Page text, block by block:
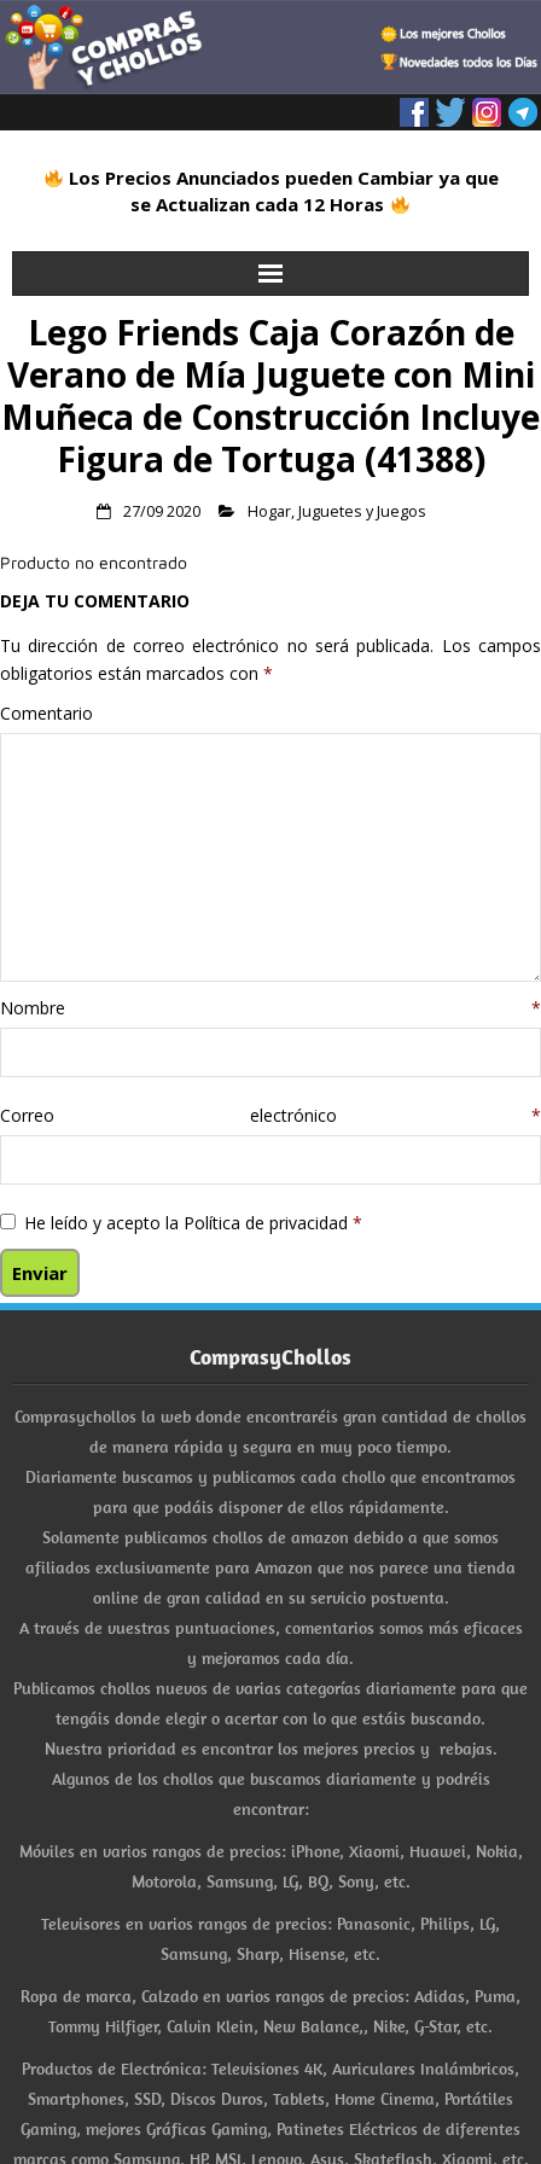
Los Precios Anunciados pueden Cambiar ya que
se Actualizan cada 12 Horas
Inicio
Alimentación
Blog
Deportes
Hogar
Listas
libros
Lego Friends Caja Corazón de
Verano de Mía Juguete con Mini
Muñeca de Construcción Incluye
Figura de Tortuga (41388)
27/09 2020 Hogar,Juguetes y Juegos
Producto no encontrado
DEJA TU COMENTARIO
Tu dirección de correo electrónico no será publicada. Los campos
obligatorios están marcados con *
Comentario
Nombre *
Correo electrónico *
He leído y acepto la Política de privacidad *
ComprasyChollos
Comprasychollos la web donde encontraréis gran cantidad de chollos
de manera rápida y segura en muy poco tiempo.
Diariamente buscamos y publicamos cada chollo que encontramos
para que podáis disponer de ellos rápidamente.
Solamente publicamos chollos de amazon debido a que somos
afiliados exclusivamente para Amazon que nos parece una tienda
online de gran calidad en su servicio postventa.
A través de vuestras puntuaciones, comentarios somos más eficaces
y mejoramos cada día.
Publicamos chollos nuevos de varias categorías diariamente para que
tengáis donde elegir o acertar con lo que estáis buscando.
Nuestra prioridad es encontrar los mejores precios y rebajas.
Algunos de los chollos que buscamos diariamente y podréis
encontrar:
Móviles en varios rangos de precios: iPhone, Xiaomi, Huawei, Nokia,
Motorola, Samsung, LG, BQ, Sony, etc.
Televisores en varios rangos de precios: Panasonic, Philips, LG,
Samsung, Sharp, Hisense, etc.
Ropa de marca, Calzado en varios rangos de precios: Adidas, Puma,
Tommy Hilfiger, Calvin Klein, New Balance,, Nike, G-Star, etc.
Productos de Electrónica: Televisiones 4K, Auriculares Inalámbricos,
Smartphones, SSD, Discos Duros, Tablets, Home Cinema, Portátiles
Gaming, mejores Gráficas Gaming, Patinetes Eléctricos de diferentes
marcas como Samsung, HP, MSI, Lenovo, Asus, Skateflash, Xiaomi, etc.